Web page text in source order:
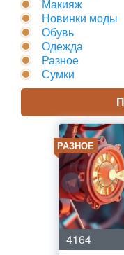
Макияж
Новинки моды
Обувь
Одежда
Разное
Сумки
РАЗНОЕ
4164